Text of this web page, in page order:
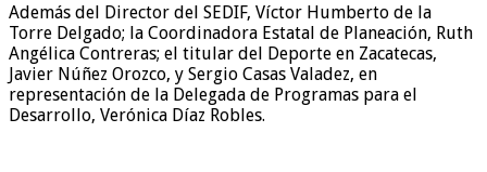
Además del Director del SEDIF, Víctor Humberto de la
Torre Delgado; la Coordinadora Estatal de Planeación, Ruth
Angélica Contreras; el titular del Deporte en Zacatecas,
Javier Núñez Orozco, y Sergio Casas Valadez, en
representación de la Delegada de Programas para el
Desarrollo, Verónica Díaz Robles.